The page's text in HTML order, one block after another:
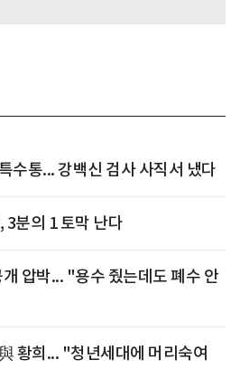
수통... 강백신 검사 사직서 냈다
3분의 1 토막 난다
압박... "용수 줬는데도 폐수 안
황희... "청년세대에 머리숙여